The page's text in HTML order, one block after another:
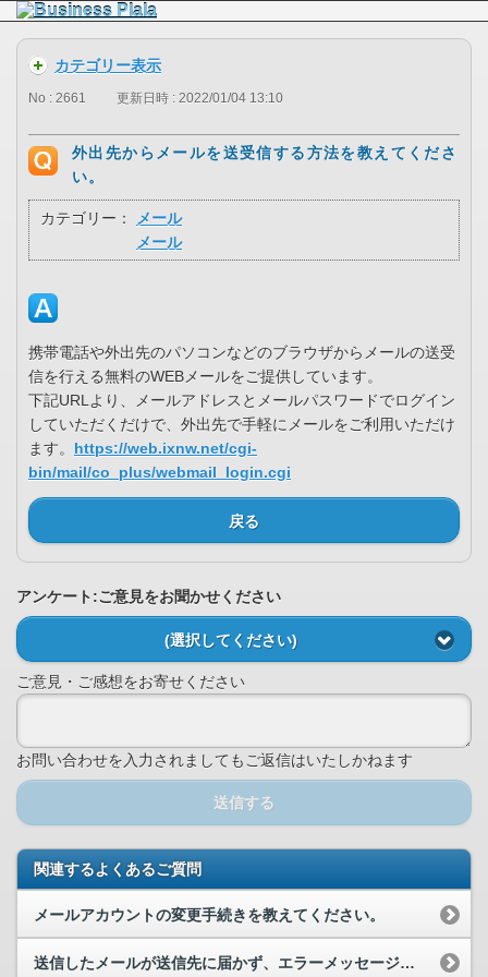
カテゴリー表示
No : 2661 更新日時 : 2022/01/04 13:10
外出先からメールを送受信する方法を教えてくださ
い。
カテゴリー：
メール
メール
携帯電話や外出先のパソコンなどのブラウザからメールの送受
信を行える無料のWEBメールをご提供しています。
下記URLより、メールアドレスとメールパスワードでログイン
していただくだけで、外出先で手軽にメールをご利用いただけ
ます。 https://web.ixnw.net/cgi-
bin/mail/co_plus/webmail_login.cgi
戻る
アンケート:ご意見をお聞かせください
(選択してください)
ご意見・ご感想をお寄せください
お問い合わせを入力されましてもご返信はいたしかねます
送信する
関連するよくあるご質問
メールアカウントの変更手続きを教えてください。
送信したメールが送信先に届かず、エラーメッセージも届きません。